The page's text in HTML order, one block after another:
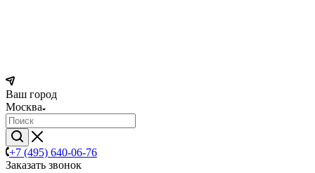
Ваш город
Москва
+7 (495) 640-06-76
Заказать звонок